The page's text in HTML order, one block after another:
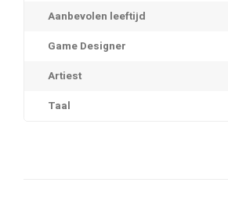
Aanbevolen leeftijd
Game Designer
Artiest
Taal